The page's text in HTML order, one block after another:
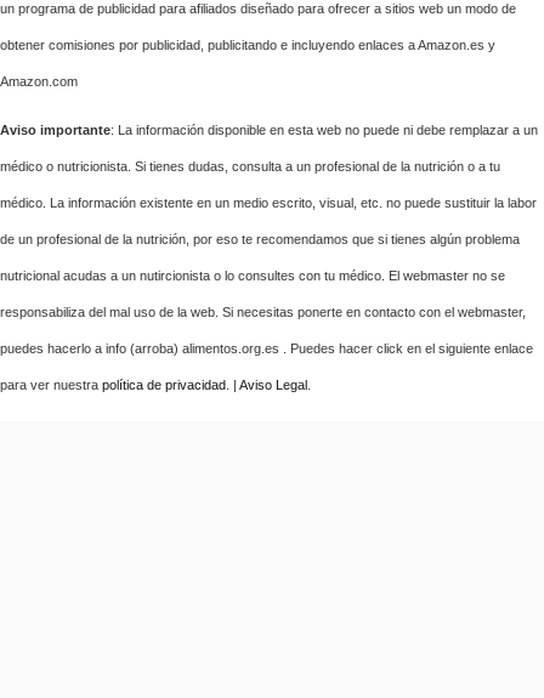
un programa de publicidad para afiliados diseñado para ofrecer a sitios web un modo de
obtener comisiones por publicidad, publicitando e incluyendo enlaces a Amazon.es y
Amazon.com
Aviso importante: La información disponible en esta web no puede ni debe remplazar a un
médico o nutricionista. Si tienes dudas, consulta a un profesional de la nutrición o a tu
médico. La información existente en un medio escrito, visual, etc. no puede sustituir la labor
de un profesional de la nutrición, por eso te recomendamos que si tienes algún problema
nutricional acudas a un nutircionista o lo consultes con tu médico. El webmaster no se
responsabiliza del mal uso de la web. Si necesitas ponerte en contacto con el webmaster,
puedes hacerlo a info (arroba) alimentos.org.es . Puedes hacer click en el siguiente enlace
para ver nuestra política de privacidad . | Aviso Legal